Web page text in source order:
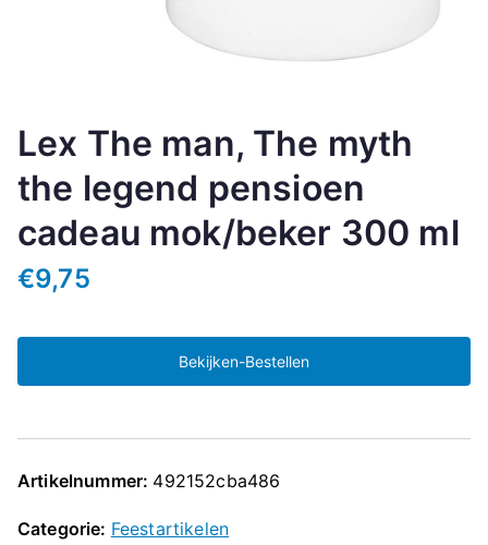
Lex The man, The myth
the legend pensioen
cadeau mok/beker 300 ml
€9,75
Bekijken-Bestellen
Artikelnummer: 492152cba486
Categorie: Feestartikelen